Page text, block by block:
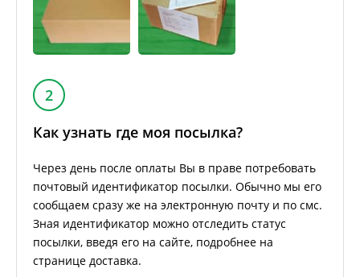
2
Как узнать где моя посылка?
Через день после оплаты Вы в праве потребовать
почтовый идентификатор посылки. Обычно мы его
сообщаем сразу же на электронную почту и по смс.
Зная идентификатор можно отследить статус
посылки, введя его на сайте, подробнее на
странице доставка.